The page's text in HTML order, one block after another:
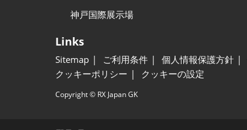
神戸国際展示場
Links
Sitemap ご利用条件 個人情報保護方針
クッキーポリシー
クッキーの設定
Copyright © RX Japan GK